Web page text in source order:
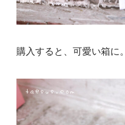
購入すると、可愛い箱に。